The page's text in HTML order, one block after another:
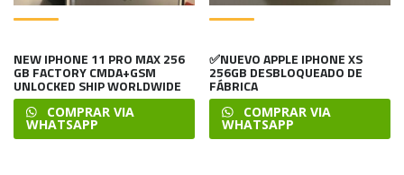
NEW IPHONE 11 PRO MAX 256
GB FACTORY CMDA+GSM
UNLOCKED SHIP WORLDWIDE
COMPRAR VIA
WHATSAPP
✅NUEVO APPLE IPHONE XS
256GB DESBLOQUEADO DE
FÁBRICA
COMPRAR VIA
WHATSAPP